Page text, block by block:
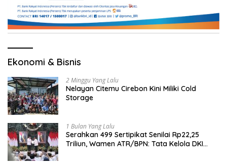
Ekonomi & Bisnis
2 Minggu Yang Lalu
Nelayan Citemu Cirebon Kini Miliki Cold
Storage
1 Bulan Yang Lalu
Serahkan 499 Sertipikat Senilai Rp22,25
Triliun, Wamen ATR/BPN: Tata Kelola DKI